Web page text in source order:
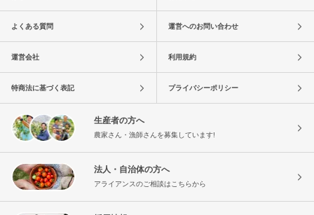
よくある質問 運営へのお問い合わせ
運営会社 利用規約
特商法に基づく表記 プライバシーポリシー
生産者の方へ
農家さん・漁師さんを募集しています!
法人・自治体の方へ
アライアンスのご相談はこちらから